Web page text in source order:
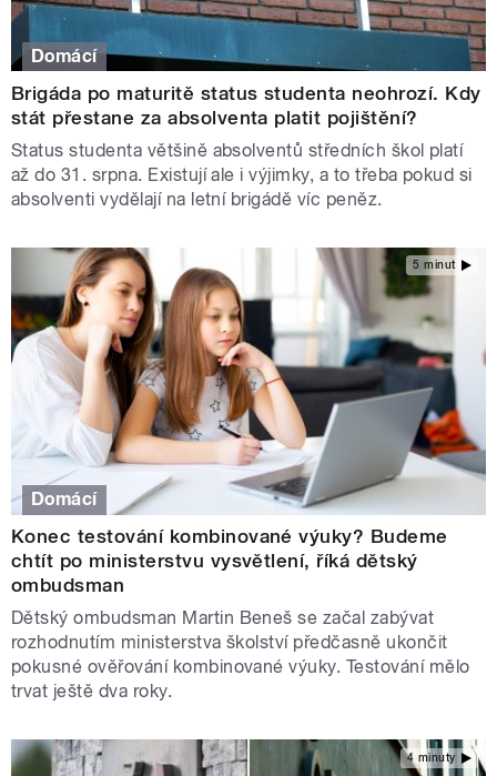
Domácí
Brigáda po maturitě status studenta neohrozí. Kdy
stát přestane za absolventa platit pojištění?
Status studenta většině absolventů středních škol platí
až do 31. srpna. Existují ale i výjimky, a to třeba pokud si
absolventi vydělají na letní brigádě víc peněz.
5 minut
Domácí
Konec testování kombinované výuky? Budeme
chtít po ministerstvu vysvětlení, říká dětský
ombudsman
Dětský ombudsman Martin Beneš se začal zabývat
rozhodnutím ministerstva školství předčasně ukončit
pokusné ověřování kombinované výuky. Testování mělo
trvat ještě dva roky.
4 minuty